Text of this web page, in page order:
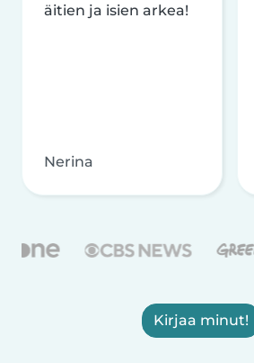
äitien ja isien arkea!
Nerina
Kirjaa minut!